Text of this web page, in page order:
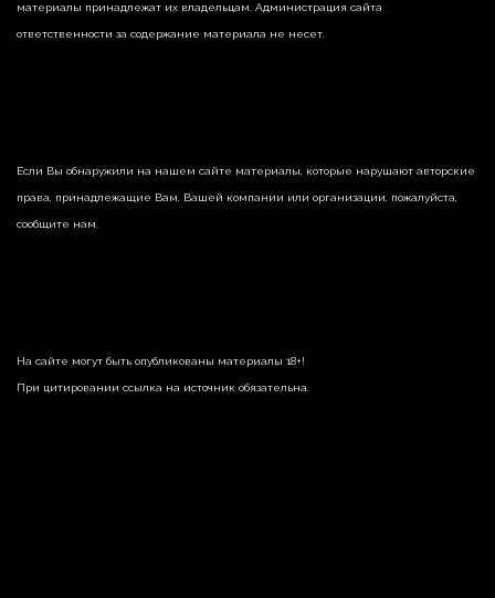
материалы принадлежат их владельцам. Администрация сайта
ответственности за содержание материала не несет.
Если Вы обнаружили на нашем сайте материалы, которые нарушают авторские
права, принадлежащие Вам, Вашей компании или организации, пожалуйста,
сообщите нам.
На сайте могут быть опубликованы материалы 18+!
При цитировании ссылка на источник обязательна.